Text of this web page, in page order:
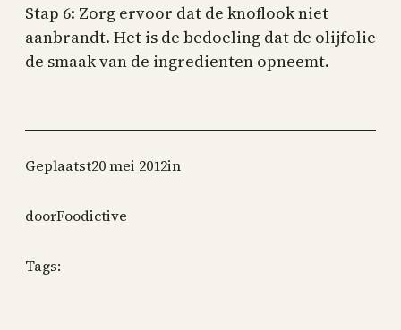
Stap 6: Zorg ervoor dat de knoflook niet
aanbrandt. Het is de bedoeling dat de olijfolie
de smaak van de ingredienten opneemt.
Geplaatst20 mei 2012in
doorFoodictive
Tags: